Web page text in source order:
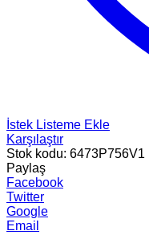
İstek Listeme Ekle
Karşılaştır
Stok kodu: 6473P756V1
Paylaş
Facebook
Twitter
Google
Email